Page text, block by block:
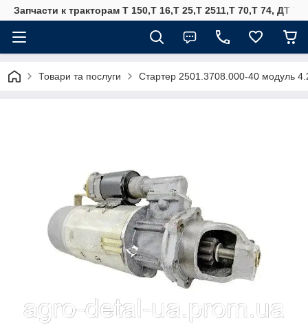
Запчасти к тракторам Т 150,Т 16,Т 25,Т 2511,Т 70,Т 74, ДТ
Товари та послуги Стартер 2501.3708.000-40 модуль